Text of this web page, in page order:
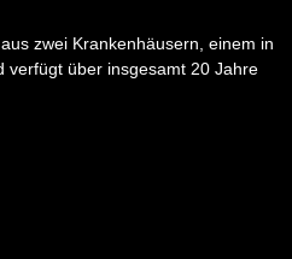
zwei Krankenhäusern, einem in
verfügt über insgesamt 20 Jahre